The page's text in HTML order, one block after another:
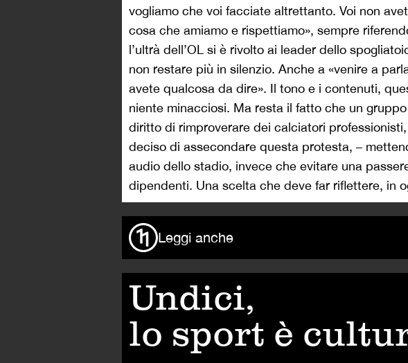
vogliamo che voi facciate altrettanto. Voi non
cosa che amiamo e rispettiamo», sempre
l’ultrà dell’OL si è rivolto ai leader dello
non restare più in silenzio. Anche a «venire a
avete qualcosa da dire». Il tono e i contenuti,
niente minacciosi. Ma resta il fatto che un
diritto di rimproverare dei calciatori
deciso di assecondare questa protesta, –
audio dello stadio, invece che evitare una
dipendenti. Una scelta che deve far riflettere, in
Leggi anche
Undici,
lo sport è